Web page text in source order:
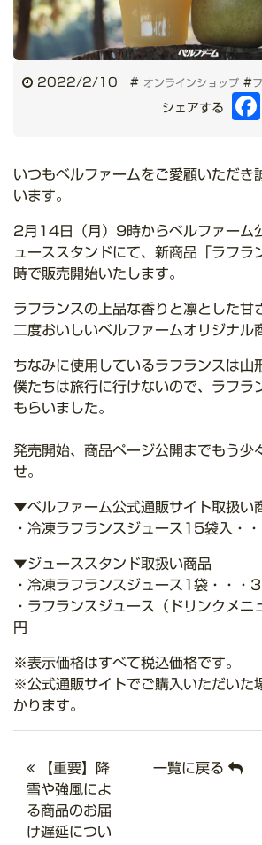
2022/2/10 # オンラインショップ #
シェアする
いつもベルファームをご愛顧いただき
います。
2月14日（月）9時からベルファーム
ューススタンドにて、新商品「ラフラ
時で販売開始いたします。
ラフランスの上品な香りと凛とした甘
二度おいしいベルファームオリジナル
ちなみに使用しているラフランスは山
僕たちは旅行に行けないので、ラフラ
もらいました。
発売開始、商品ページ公開までもう少
せ。
▼ベルファーム公式通販サイト取扱い
・冷凍ラフランスジュース15袋入・
▼ジューススタンド取扱い商品
・冷凍ラフランスジュース1袋・・・
・ラフランスジュース（ドリンクメ
円
※表示価格はすべて税込価格です。
※公式通販サイトでご購入いただいた
かります。
【重要】降
雪や強風によ
る商品のお届
け遅延につい
一覧に戻る